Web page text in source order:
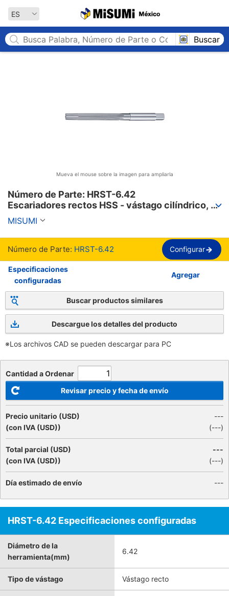
ES
Buscar
Mueva el mouse sobre la imagen para ampliarla
Número de Parte: HRST-6.42
Escariadores rectos HSS - vástago cilíndrico,
incrementos de 0,01 mm
MISUMI
Número de Parte: HRST-6.42 Configurar
Especificaciones
configuradas
Agregar
Buscar productos similares
Descargue los detalles del producto
※Los archivos CAD se pueden descargar para PC
Cantidad a Ordenar
Revisar precio y fecha de envío
Precio unitario (USD)
(con IVA (USD))
---
(---)
Total parcial (USD)
(con IVA (USD))
---
(---)
Día estimado de envío ---
HRST-6.42 Especificaciones configuradas
Diámetro de la
herramienta(mm)
6.42
Tipo de vástago Vástago recto